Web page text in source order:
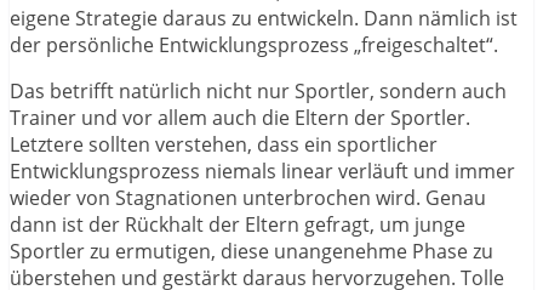
eigene Strategie daraus zu entwickeln. Dann nämlich ist
der persönliche Entwicklungsprozess „freigeschaltet“.
Das betrifft natürlich nicht nur Sportler, sondern auch
Trainer und vor allem auch die Eltern der Sportler.
Letztere sollten verstehen, dass ein sportlicher
Entwicklungsprozess niemals linear verläuft und immer
wieder von Stagnationen unterbrochen wird. Genau
dann ist der Rückhalt der Eltern gefragt, um junge
Sportler zu ermutigen, diese unangenehme Phase zu
überstehen und gestärkt daraus hervorzugehen. Tolle